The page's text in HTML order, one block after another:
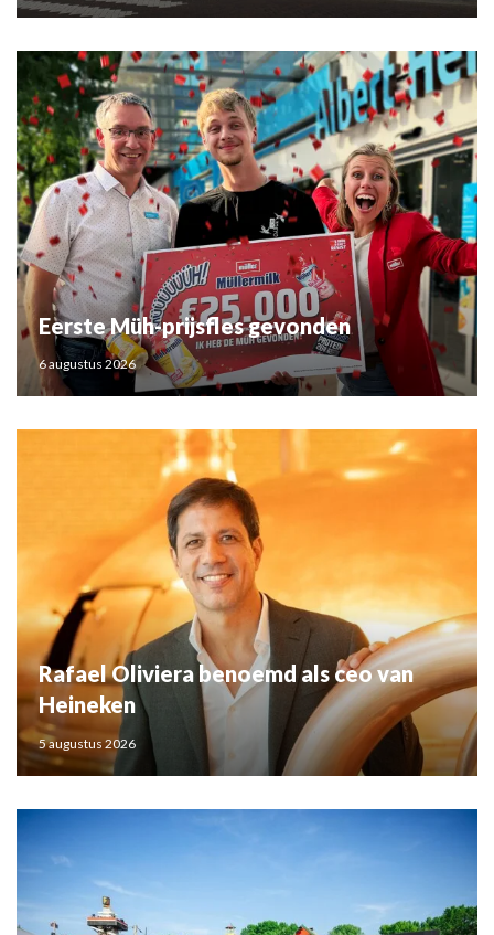
Eerste Müh-prijsfles gevonden
6 augustus 2026
Rafael Oliviera benoemd als ceo van
Heineken
5 augustus 2026